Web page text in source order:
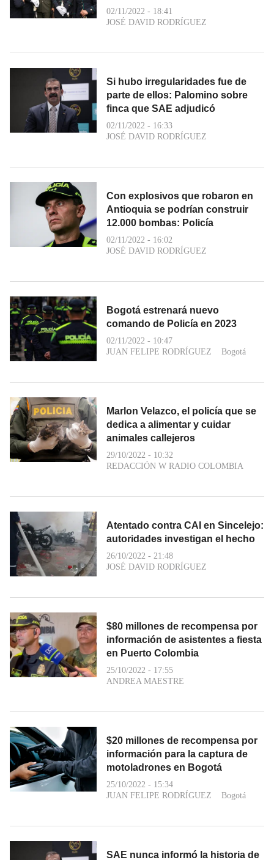
02/11/2022 - 18:41
JOSÉ DAVID RODRÍGUEZ
Si hubo irregularidades fue de
parte de ellos: Palomino sobre
finca que SAE adjudicó
02/11/2022 - 16:33
JOSÉ DAVID RODRÍGUEZ
Con explosivos que robaron en
Antioquia se podrían construir
12.000 bombas: Policía
02/11/2022 - 16:02
JOSÉ DAVID RODRÍGUEZ
Bogotá estrenará nuevo
comando de Policía en 2023
02/11/2022 - 10:47
JUAN FELIPE RODRÍGUEZ
Bogotá
Marlon Velazco, el policía que se
dedica a alimentar y cuidar
animales callejeros
29/10/2022 - 10:32
REDACCIÓN W RADIO COLOMBIA
Atentado contra CAI en Sincelejo:
autoridades investigan el hecho
26/10/2022 - 21:48
JOSÉ DAVID RODRÍGUEZ
$80 millones de recompensa por
información de asistentes a fiesta
en Puerto Colombia
25/10/2022 - 17:55
ANDREA MAESTRE
$20 millones de recompensa por
información para la captura de
motoladrones en Bogotá
25/10/2022 - 15:34
JUAN FELIPE RODRÍGUEZ
Bogotá
SAE nunca informó la historia de